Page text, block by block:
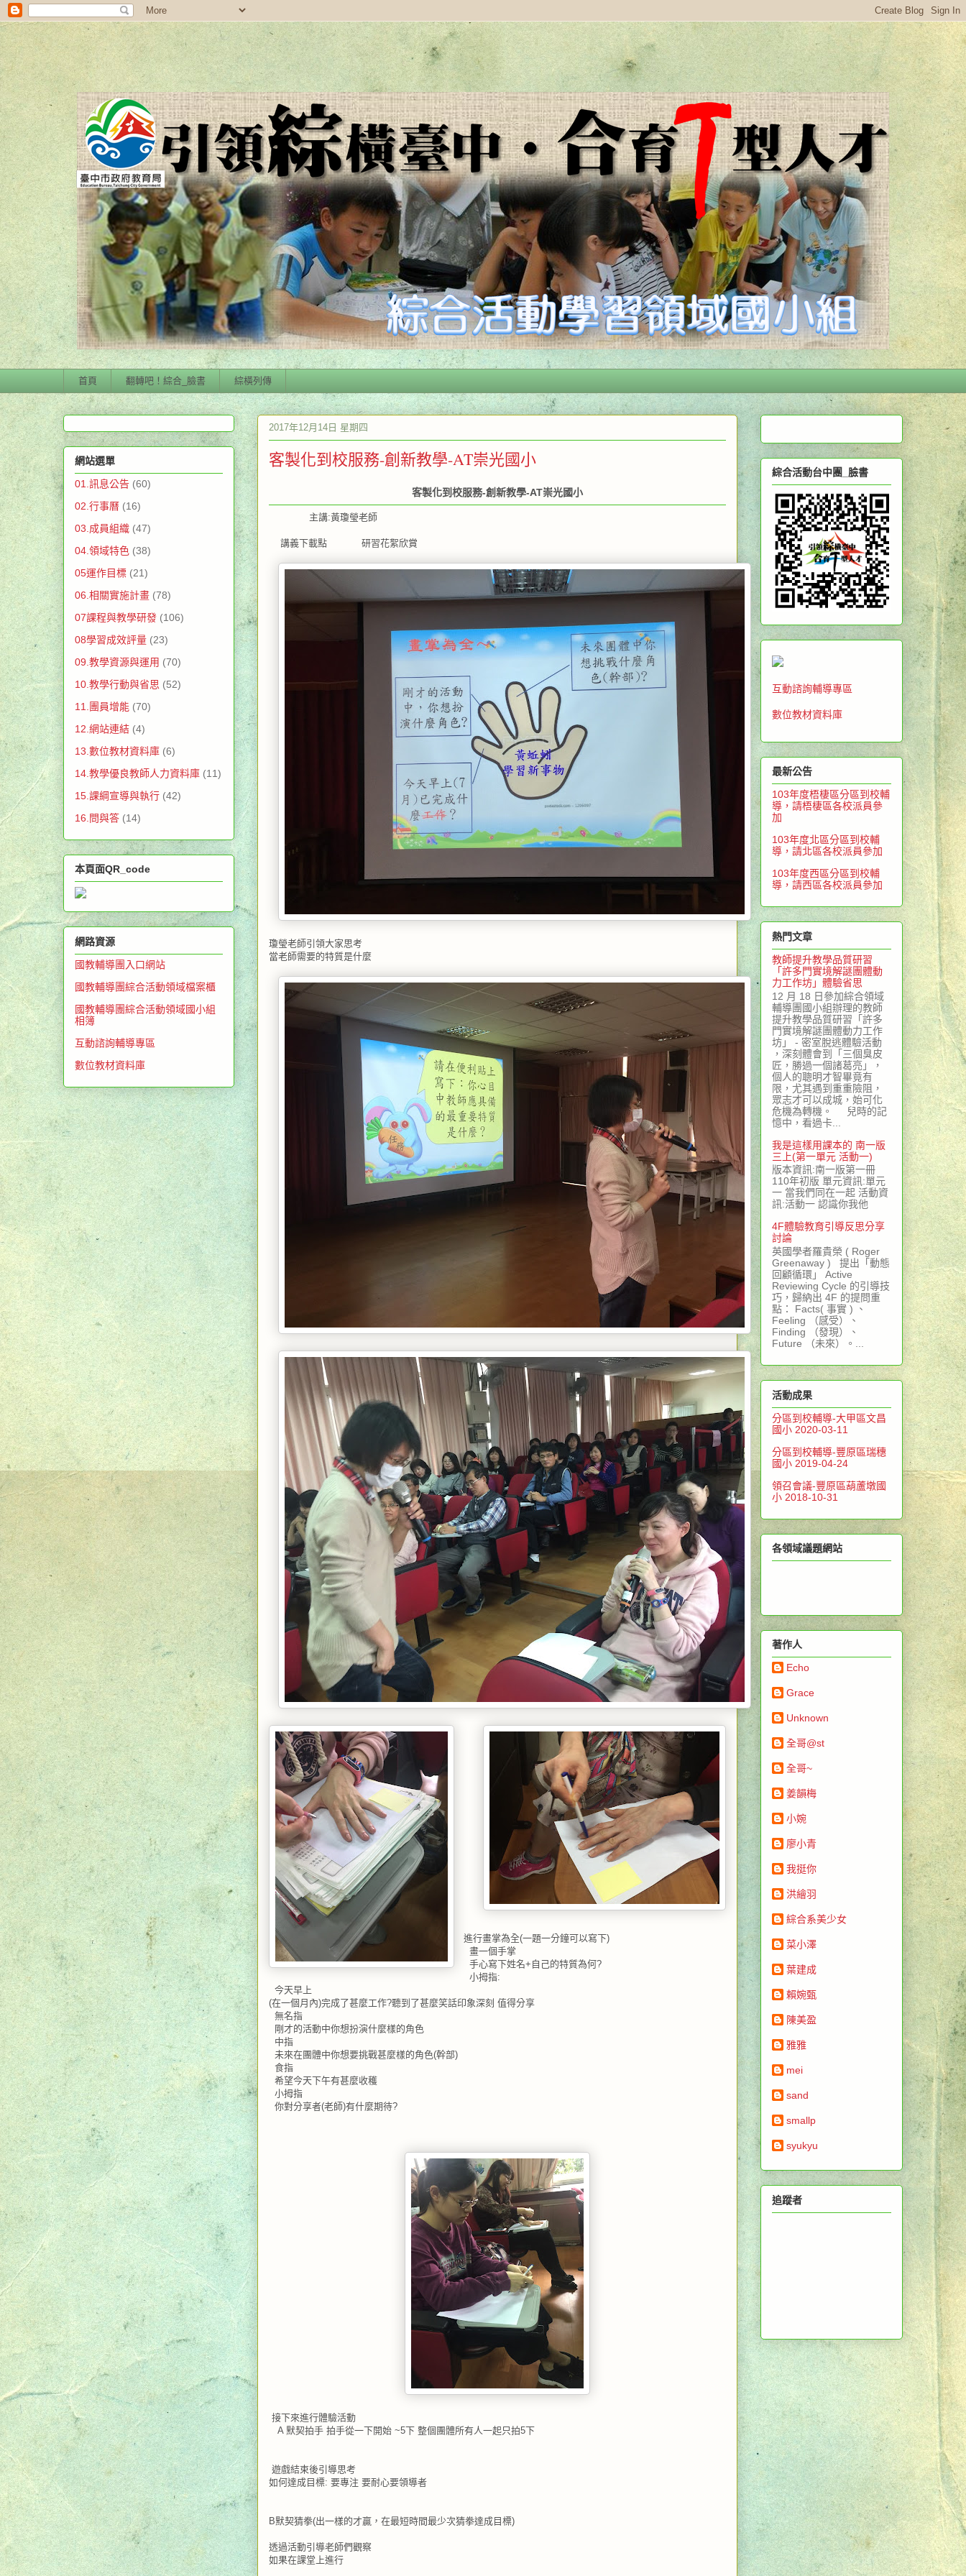
首頁 翻轉吧！綜合_臉書 綜橫列傳
2017年12月14日 星期四
客製化到校服務-創新教學-AT崇光國小
客製化到校服務-創新教學-AT崇光國小
主講:黃瓊瑩老師
講義下載點 研習花絮欣賞
瓊瑩老師引領大家思考
當老師需要的特質是什麼
進行畫掌為全(一題一分鐘可以寫下)
畫一個手掌
手心寫下姓名+ 自己的特質為何?
小拇指:
今天早上
(在一個月內)完成了甚麼工作?聽到了甚麼笑話印象深刻 值得分享
無名指
剛才的活動中你想扮演什麼樣的角色
中指
未來在團體中你想要挑戰甚麼樣的角色(幹部)
食指
希望今天下午有甚麼收穫
小拇指
你對分享者(老師)有什麼期待?
接下來進行體驗活動
A 默契拍手 拍手從一下開始 ~5下 整個團體所有人一起只拍5下
遊戲結束後引導思考
如何達成目標: 要專注 要耐心要領導者
B默契猜拳(出一樣的才贏，在最短時間最少次猜拳達成目標)
透過活動引導老師們觀察
如果在課堂上進行
網站選單
01.訊息公告 (60)
02.行事曆 (16)
03.成員組織 (47)
04.領域特色 (38)
05運作目標 (21)
06.相關實施計畫 (78)
07課程與教學研發 (106)
08學習成效評量 (23)
09.教學資源與運用 (70)
10.教學行動與省思 (52)
11.團員增能 (70)
12.網站連結 (4)
13.數位教材資料庫 (6)
14.教學優良教師人力資料庫 (11)
15.課綱宣導與執行 (42)
16.問與答 (14)
本頁面QR_code
網路資源
國教輔導團入口網站
國教輔導團綜合活動領域檔案櫃
國教輔導團綜合活動領域國小組
相簿
互動諮詢輔導專區
數位教材資料庫
綜合活動台中團_臉書
互動諮詢輔導專區
數位教材資料庫
最新公告
103年度梧棲區分區到校輔
導，請梧棲區各校派員參
加
103年度北區分區到校輔
導，請北區各校派員參加
103年度西區分區到校輔
導，請西區各校派員參加
熱門文章
教師提升教學品質研習
「許多門實境解謎團體動
力工作坊」體驗省思
12 月 18 日參加綜合領域
輔導團國小組辦理的教師
提升教學品質研習「許多
門實境解謎團體動力工作
坊」 - 密室脫逃體驗活動
，深刻體會到「三個臭皮
匠，勝過一個諸葛亮」，
個人的聰明才智畢竟有
限，尤其遇到重重險阻，
眾志才可以成城，始可化
危機為轉機。 兒時的記
憶中，看過卡...
我是這樣用課本的 南一版
三上(第一單元 活動一)
版本資訊:南一版第一冊
110年初版 單元資訊:單元
一 當我們同在一起 活動資
訊:活動一 認識你我他
4F體驗教育引導反思分享
討論
英國學者羅貴榮 ( Roger
Greenaway ) 提出「動態
回顧循環」 Active
Reviewing Cycle 的引導技
巧，歸納出 4F 的提問重
點： Facts( 事實 ) 、
Feeling （感受）、
Finding （發現）、
Future （未來）。...
活動成果
分區到校輔導-大甲區文昌
國小 2020-03-11
分區到校輔導-豐原區瑞穗
國小 2019-04-24
領召會議-豐原區葫蘆墩國
小 2018-10-31
各領域議題網站
著作人
Echo
Grace
Unknown
全哥@st
全哥~
姜韻梅
小婉
廖小青
我挺你
洪繪羽
綜合系美少女
菜小澤
葉建成
賴婉甄
陳美盈
雅雅
mei
sand
smallp
syukyu
追蹤者